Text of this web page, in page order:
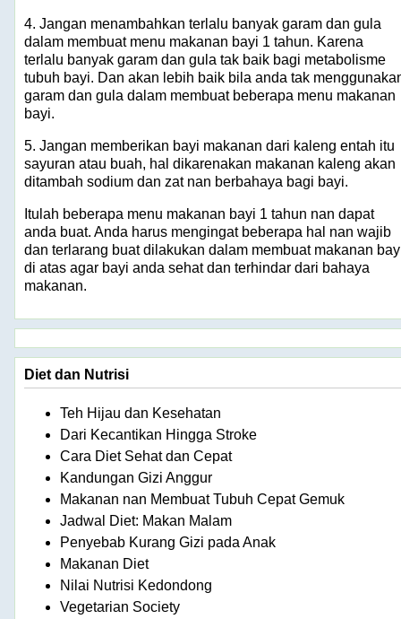
4. Jangan menambahkan terlalu banyak garam dan gula
dalam membuat menu makanan bayi 1 tahun. Karena
terlalu banyak garam dan gula tak baik bagi metabolisme
tubuh bayi. Dan akan lebih baik bila anda tak
garam dan gula dalam membuat beberapa menu makanan
bayi.
5. Jangan memberikan bayi makanan dari kaleng entah itu
sayuran atau buah, hal dikarenakan makanan kaleng akan
ditambah sodium dan zat nan berbahaya bagi bayi.
Itulah beberapa menu makanan bayi 1 tahun nan dapat
anda buat. Anda harus mengingat beberapa hal nan wajib
dan terlarang buat dilakukan dalam membuat makanan
di atas agar bayi anda sehat dan terhindar dari bahaya
makanan.
Diet dan Nutrisi
Teh Hijau dan Kesehatan
Dari Kecantikan Hingga Stroke
Cara Diet Sehat dan Cepat
Kandungan Gizi Anggur
Makanan nan Membuat Tubuh Cepat Gemuk
Jadwal Diet: Makan Malam
Penyebab Kurang Gizi pada Anak
Makanan Diet
Nilai Nutrisi Kedondong
Vegetarian Society